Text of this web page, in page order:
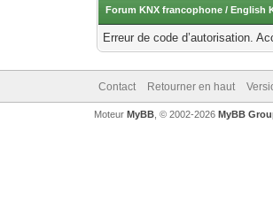
Forum KNX francophone / English
Erreur de code d’autorisation.
Contact Retourner en haut
Moteur MyBB, © 2002-2026 MyBB